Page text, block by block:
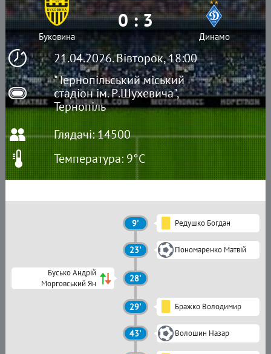
21.04.2026. Вівторок, 18:00
"Тернопільський міський
стадіон ім. Р.Шухевича",
Тернопіль
Буковина
0 : 3
Динамо
Глядачі: 14500
Температура: 9°C
9' Редушко Богдан
23' Пономаренко Матвій
Бусько Андрій
Морговський Ян
28'
29' Бражко Володимир
43' Волошин Назар